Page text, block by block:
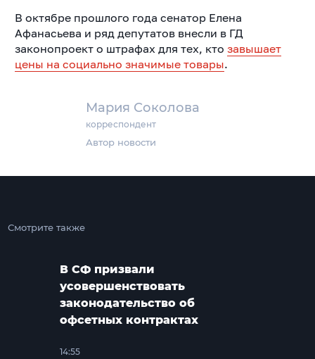
Мария Соколова
корреспондент
Автор новости
В октябре прошлого года сенатор Елена
Афанасьева и ряд депутатов внесли в ГД
законопроект о штрафах для тех, кто завышает
цены на социально значимые товары.
Смотрите также
В СФ призвали
усовершенствовать
законодательство об
офсетных контрактах
14:55